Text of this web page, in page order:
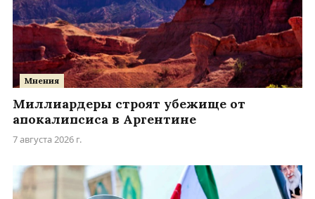
Мнения
Миллиардеры строят убежище от
апокалипсиса в Аргентине
7 августа 2026 г.